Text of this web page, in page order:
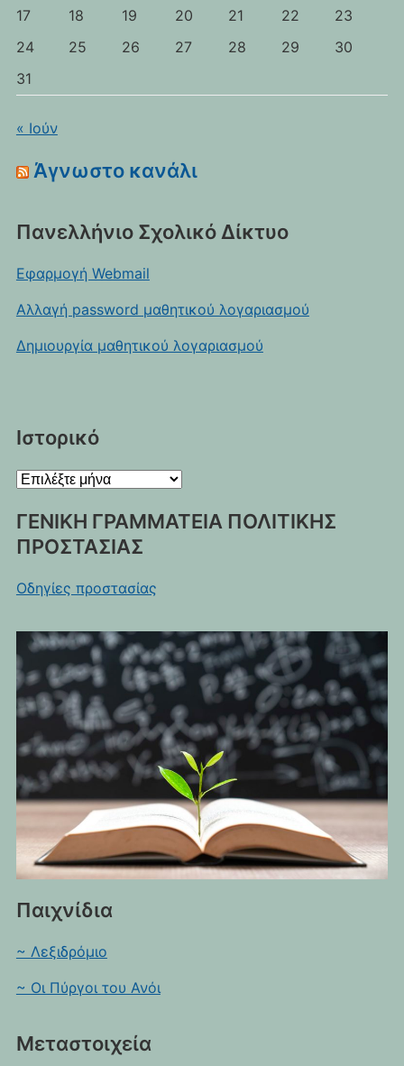
17
18 19 20 21 22
23
24
25 26 27 28 29
30
31
« Ιούν
Άγνωστο κανάλι
Πανελλήνιο Σχολικό Δίκτυο
Εφαρμογή Webmail
Αλλαγή password μαθητικού λογαριασμού
Δημιουργία μαθητικού λογαριασμού
Ιστορικό
Ιστορικό
ΓΕΝΙΚΗ ΓΡΑΜΜΑΤΕΙΑ ΠΟΛΙΤΙΚΗΣ
ΠΡΟΣΤΑΣΙΑΣ
Οδηγίες προστασίας
Παιχνίδια
~ Λεξιδρόμιο
~ Οι Πύργοι του Ανόι
Μεταστοιχεία